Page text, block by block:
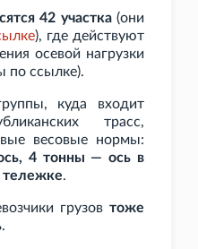
42 участка(они
), где действуют
осевой нагрузки
по ссылке).
куда входит
трасс,
весовые нормы:
4 тонны — ось в
тележке.
грузов тоже
.